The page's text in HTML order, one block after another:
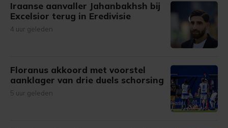
Iraanse aanvaller Jahanbakhsh bij
Excelsior terug in Eredivisie
4 uur geleden
Floranus akkoord met voorstel
aanklager van drie duels schorsing
5 uur geleden